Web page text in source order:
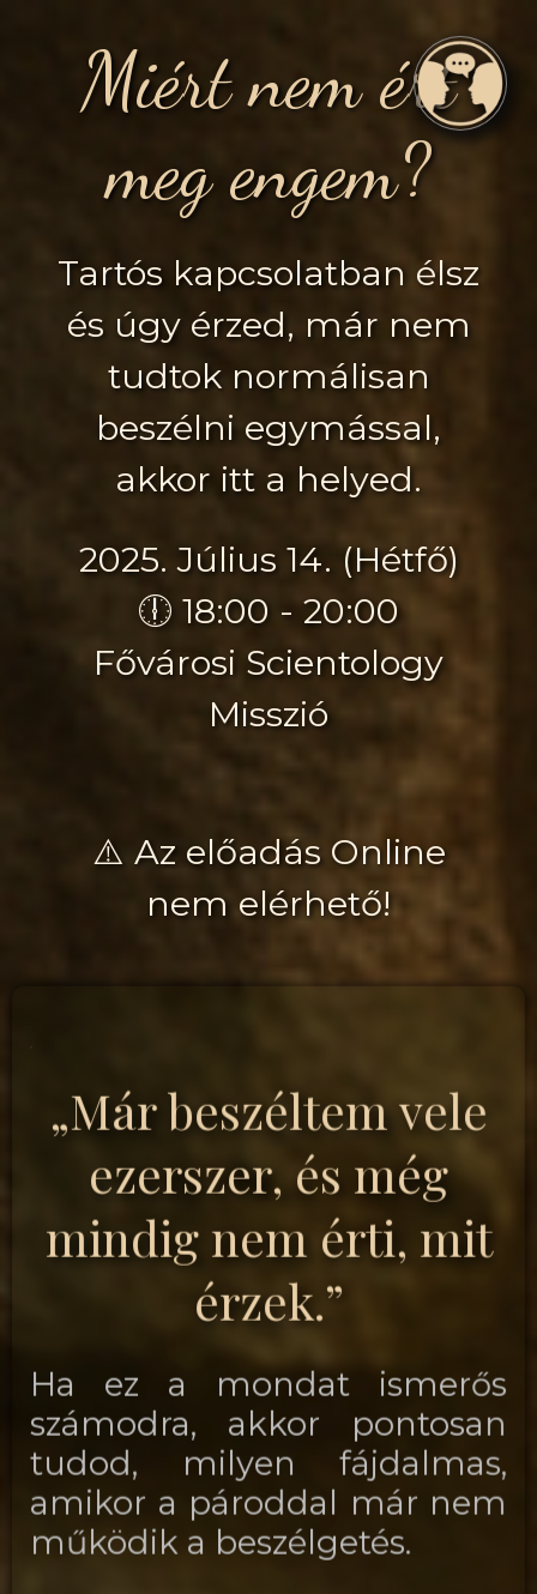
Miért nem ért
meg engem?
Tartós kapcsolatban élsz
és úgy érzed, már nem
tudtok normálisan
beszélni egymással,
akkor itt a helyed.
2025. Július 14. (Hétfő)
🕕 18:00 - 20:00
Fővárosi Scientology
Misszió
⚠️ Az előadás Online
nem elérhető!
„Már beszéltem vele
ezerszer, és még
mindig nem érti, mit
érzek.”
Ha ez a mondat ismerős
számodra, akkor pontosan
tudod, milyen fájdalmas,
amikor a pároddal már nem
működik a beszélgetés.